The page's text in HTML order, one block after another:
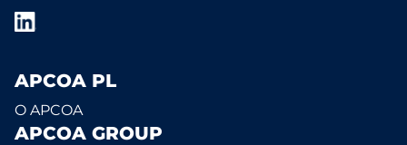
APCOA PL
O APCOA
APCOA GROUP